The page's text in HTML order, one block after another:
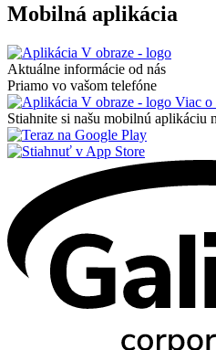
Mobilná aplikácia
Aktuálne informácie od nás
Priamo vo vašom telefóne
Viac o
Stiahnite si našu mobilnú aplikáciu